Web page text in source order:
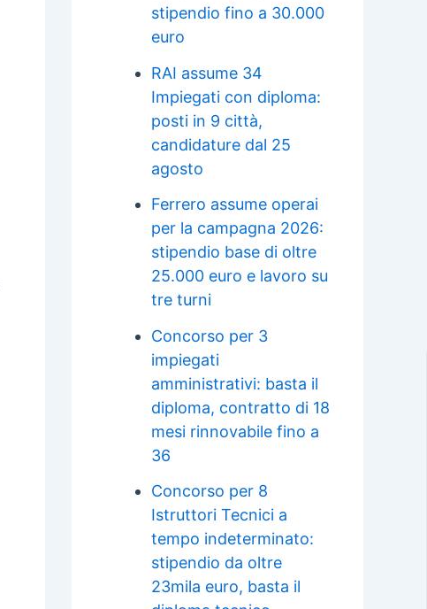
stipendio fino a 30.000
euro
RAI assume 34
Impiegati con diploma:
posti in 9 città,
candidature dal 25
agosto
Ferrero assume operai
per la campagna 2026:
stipendio base di oltre
25.000 euro e lavoro su
tre turni
Concorso per 3
impiegati
amministrativi: basta il
diploma, contratto di 18
mesi rinnovabile fino a
36
Concorso per 8
Istruttori Tecnici a
tempo indeterminato:
stipendio da oltre
23mila euro, basta il